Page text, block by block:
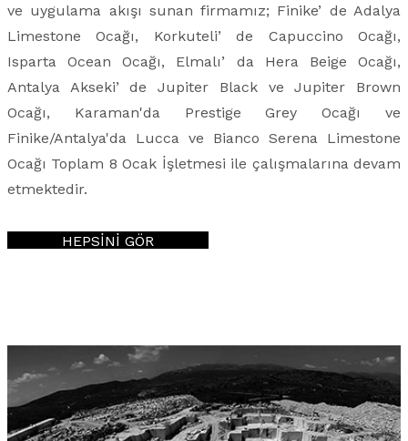
ve uygulama akışı sunan firmamız; Finike’ de Adalya
Limestone Ocağı, Korkuteli’ de Capuccino Ocağı,
Isparta Ocean Ocağı, Elmalı’ da Hera Beige Ocağı,
Antalya Akseki’ de Jupiter Black ve Jupiter Brown
Ocağı, Karaman'da Prestige Grey Ocağı ve
Finike/Antalya'da Lucca ve Bianco Serena Limestone
Ocağı Toplam 8 Ocak İşletmesi ile çalışmalarına devam
etmektedir.
HEPSİNİ GÖR